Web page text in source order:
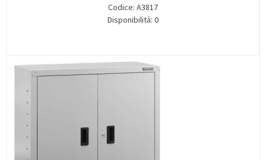
Codice: A3817
Disponibilità: 0